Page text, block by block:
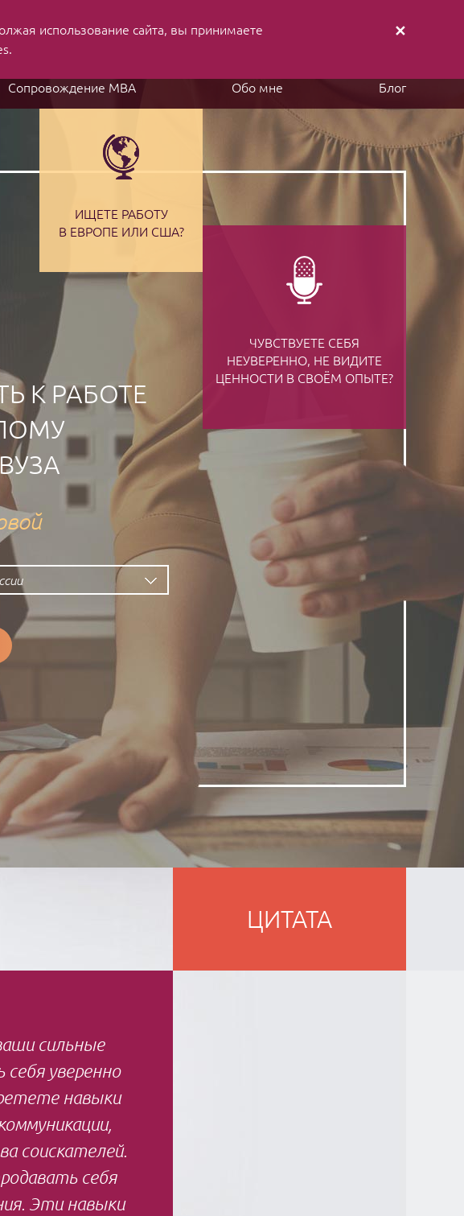
Написать письмо
Сопровождение MBA Обо мне Блог
ИЩЕТЕ РАБОТУ
В ЕВРОПЕ ИЛИ США?
ЧУВСТВУЕТЕ СЕБЯ
НЕУВЕРЕННО, НЕ ВИДИТЕ
ЦЕННОСТИ В СВОЁМ ОПЫТЕ?
К РАБОТЕ
ЦИТАТА
сильные
уверенно
навыки
соискателей.
себя
Эти навыки
использование cайта, вы принимаете
✕